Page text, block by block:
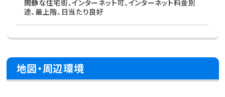
閑静な住宅街、インターネット可、インターネット料金別
途、最上階、日当たり良好
地図・周辺環境